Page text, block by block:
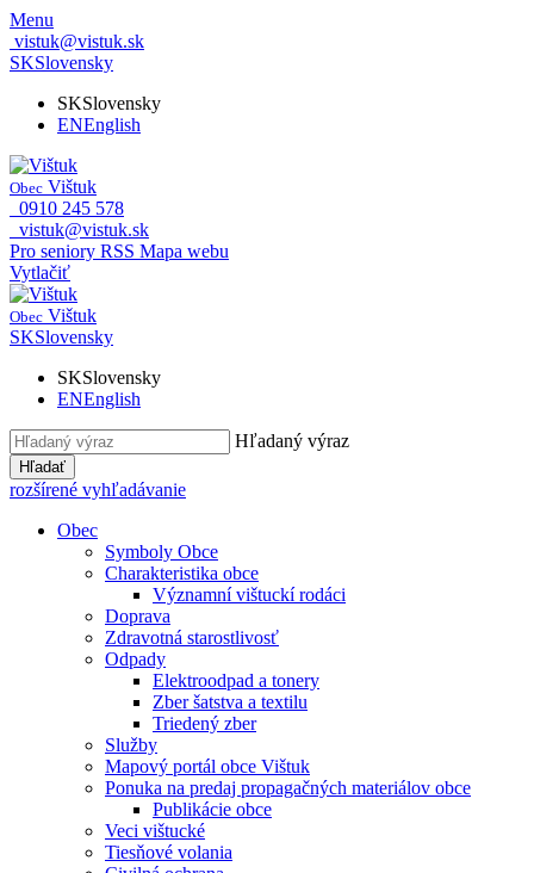
Menu
vistuk@vistuk.sk
SKSlovensky
SKSlovensky
ENEnglish
Obec Vištuk
0910 245 578
vistuk@vistuk.sk
Pro seniory RSS Mapa webu
Vytlačiť
Obec Vištuk
SKSlovensky
SKSlovensky
ENEnglish
Hľadaný výraz
Hľadať
rozšírené vyhľadávanie
Obec
Symboly Obce
Charakteristika obce
Významní vištuckí rodáci
Doprava
Zdravotná starostlivosť
Odpady
Elektroodpad a tonery
Zber šatstva a textilu
Triedený zber
Služby
Mapový portál obce Vištuk
Ponuka na predaj propagačných materiálov obce
Publikácie obce
Veci vištucké
Tiesňové volania